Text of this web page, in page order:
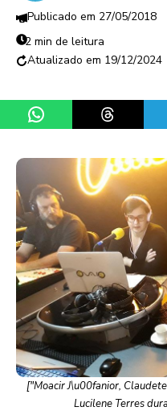
27/05/2018
2 min de leitura
19/12/2024
Share on WhatsApp
Share on
["Moacir J\u00fanior,
Lucilene Terres